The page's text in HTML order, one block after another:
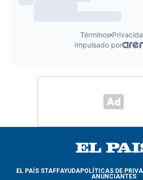
EL PAÍS STAFFAYUDAPOLÍTICAS DE
ANUNCIANTES